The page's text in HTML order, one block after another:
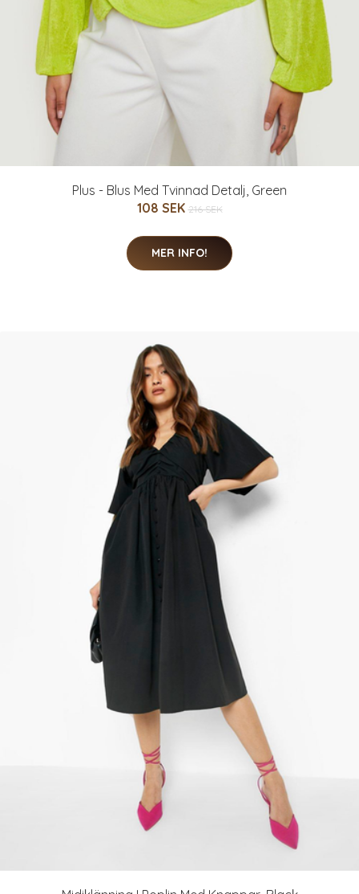
Plus - Blus Med Tvinnad Detalj, Green
108 SEK 216 SEK
MER INFO!